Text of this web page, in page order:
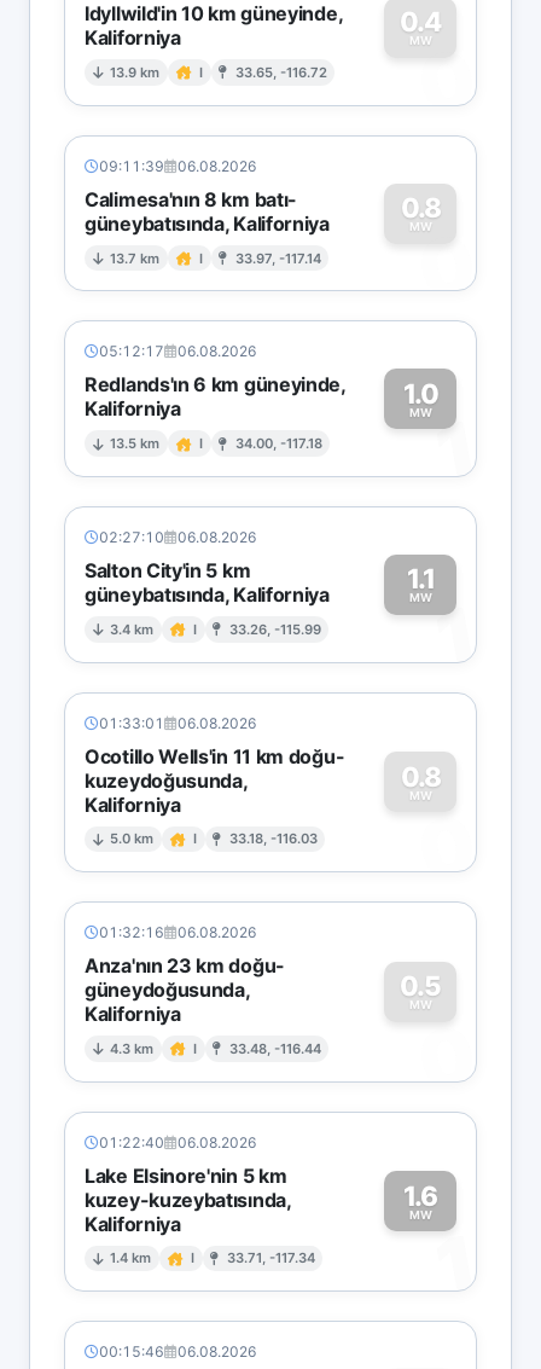
Idyllwild'in 10 km güneyinde,
Kaliforniya
13.9 km I 33.65, -116.72
0.4
MW
0
09:11:39 06.08.2026
Calimesa'nın 8 km batı-
güneybatısında, Kaliforniya
13.7 km I 33.97, -117.14
0.8
MW
0
05:12:17 06.08.2026
Redlands'ın 6 km güneyinde,
Kaliforniya
13.5 km I 34.00, -117.18
1.0
MW1
02:27:10 06.08.2026
Salton City'in 5 km
güneybatısında, Kaliforniya
3.4 km I 33.26, -115.99
1.1
MW1
01:33:01 06.08.2026
Ocotillo Wells'in 11 km doğu-
kuzeydoğusunda,
Kaliforniya
5.0 km I 33.18, -116.03
0.8
MW
0
01:32:16 06.08.2026
Anza'nın 23 km doğu-
güneydoğusunda,
Kaliforniya
4.3 km I 33.48, -116.44
0.5
MW
0
01:22:40 06.08.2026
Lake Elsinore'nin 5 km
kuzey-kuzeybatısında,
Kaliforniya
1.4 km I 33.71, -117.34
1.6
MW
1
00:15:46 06.08.2026